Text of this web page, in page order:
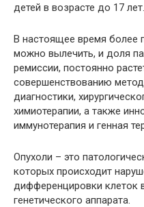
детей в возрасте до 17 лет.
В настоящее время более
можно вылечить, и доля
ремиссии, постоянно
совершенствованию
диагностики,
химиотерапии, а также
иммунотерапия и генная
Опухоли – это
которых происходит
дифференцировки клеток
генетического аппарата.